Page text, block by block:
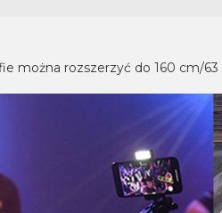
można rozszerzyć do 160 cm/